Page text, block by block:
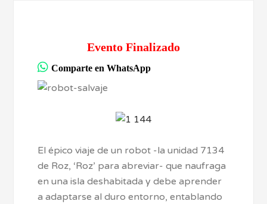
Evento Finalizado
Comparte en WhatsApp
El épico viaje de un robot -la unidad 7134
de Roz, ‘Roz’ para abreviar- que naufraga
en una isla deshabitada y debe aprender
a adaptarse al duro entorno, entablando